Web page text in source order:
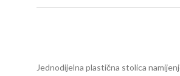
Jednodijelna plastična stolica